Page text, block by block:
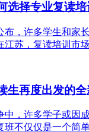
选择专业复读
布，许多学生和家
江苏，复读培训市
生再度出发的全
中，许多学子或因
班不仅仅是一个简